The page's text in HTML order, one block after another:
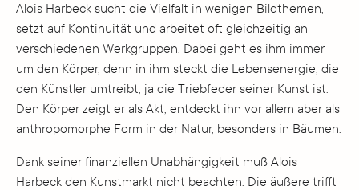
Alois Harbeck sucht die Vielfalt in wenigen Bildthemen,
setzt auf Kontinuität und arbeitet oft gleichzeitig an
verschiedenen Werkgruppen. Dabei geht es ihm immer
um den Körper, denn in ihm steckt die Lebensenergie, die
den Künstler umtreibt, ja die Triebfeder seiner Kunst ist.
Den Körper zeigt er als Akt, entdeckt ihn vor allem aber als
anthropomorphe Form in der Natur, besonders in Bäumen.
Dank seiner finanziellen Unabhängigkeit muß Alois
Harbeck den Kunstmarkt nicht beachten. Die äußere trifft